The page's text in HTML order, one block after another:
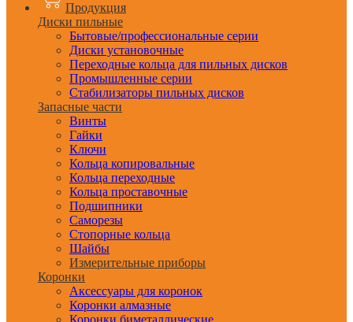
Продукция
Диски пильные
Бытовые/профессиональные серии
Диски установочные
Переходные кольца для пильных дисков
Промышленные серии
Стабилизаторы пильных дисков
Запасные части
Винты
Гайки
Ключи
Кольца копировальные
Кольца переходные
Кольца проставочные
Подшипники
Саморезы
Стопорные кольца
Шайбы
Измерительные приборы
Коронки
Аксессуары для коронок
Коронки алмазные
Коронки биметаллические